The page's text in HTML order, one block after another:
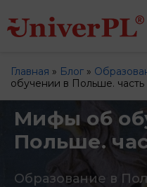
Главная » Блог »
обучении в Польше. часть
Мифы об
Польше.
Образование в